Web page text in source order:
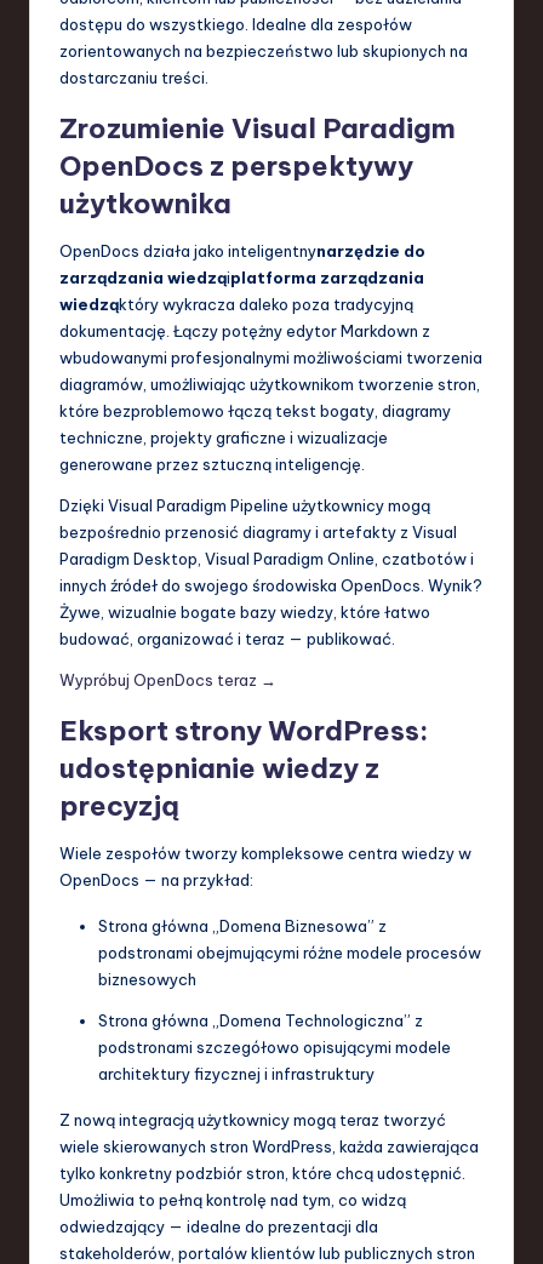
dostępu do wszystkiego. Idealne dla zespołów
zorientowanych na bezpieczeństwo lub skupionych na
dostarczaniu treści.
Zrozumienie Visual Paradigm
OpenDocs z perspektywy
użytkownika
OpenDocs działa jako inteligentnynarzędzie do
zarządzania wiedząiplatforma zarządzania
wiedząktóry wykracza daleko poza tradycyjną
dokumentację. Łączy potężny edytor Markdown z
wbudowanymi profesjonalnymi możliwościami tworzenia
diagramów, umożliwiając użytkownikom tworzenie stron,
które bezproblemowo łączą tekst bogaty, diagramy
techniczne, projekty graficzne i wizualizacje
generowane przez sztuczną inteligencję.
Dzięki Visual Paradigm Pipeline użytkownicy mogą
bezpośrednio przenosić diagramy i artefakty z Visual
Paradigm Desktop, Visual Paradigm Online, czatbotów i
innych źródeł do swojego środowiska OpenDocs. Wynik?
Żywe, wizualnie bogate bazy wiedzy, które łatwo
budować, organizować i teraz — publikować.
Wypróbuj OpenDocs teraz →
Eksport strony WordPress:
udostępnianie wiedzy z
precyzją
Wiele zespołów tworzy kompleksowe centra wiedzy w
OpenDocs — na przykład:
Strona główna „Domena Biznesowa” z
podstronami obejmującymi różne modele procesów
biznesowych
Strona główna „Domena Technologiczna” z
podstronami szczegółowo opisującymi modele
architektury fizycznej i infrastruktury
Z nową integracją użytkownicy mogą teraz tworzyć
wiele skierowanych stron WordPress, każda zawierająca
tylko konkretny podzbiór stron, które chcą udostępnić.
Umożliwia to pełną kontrolę nad tym, co widzą
odwiedzający — idealne do prezentacji dla
stakeholderów, portalów klientów lub publicznych stron